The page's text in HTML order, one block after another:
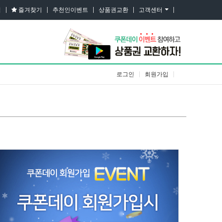
즐겨찾기 추천인이벤트 상품권교환 고객센터
로그인 회원가입
×
회원가입
추천인이벤트
상품권교환